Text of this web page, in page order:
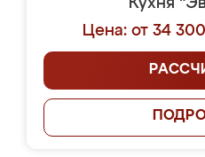
Кухня
Цена: от 34